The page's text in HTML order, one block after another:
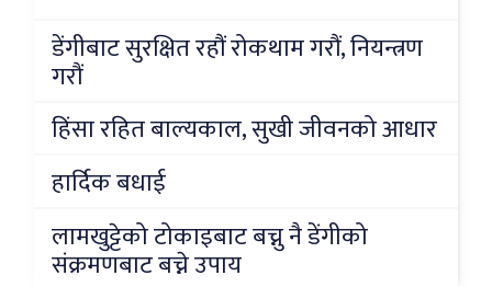
डेंगीबाट सुरक्षित रहौं रोकथाम गरौं, नियन्त्रण
गरौं
हिंसा रहित बाल्यकाल, सुखी जीवनको आधार
हार्दिक बधाई
लामखुट्टेको टोकाइबाट बच्नु नै डेंगीको
संक्रमणबाट बच्ने उपाय